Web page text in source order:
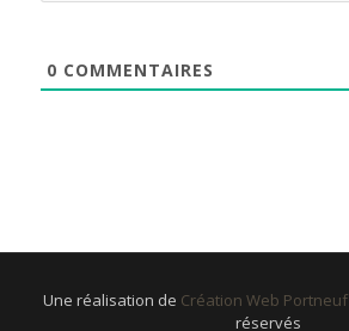
0 COMMENTAIRES
Une réalisation de Création Web Portneuf
réservés